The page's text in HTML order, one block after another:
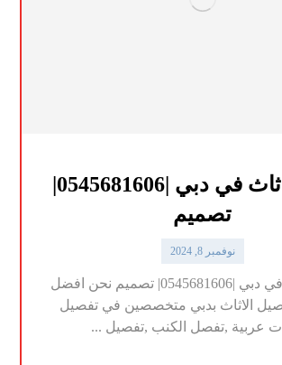
تصميم
نوفمبر 8, 2024
تفصيل اثاث في دبي |0545681606| تصميم نحن افضل
الاثاث بدبي متخصصين في تفصيل
عربية ,تفصل الكنب ,تفصيل ...